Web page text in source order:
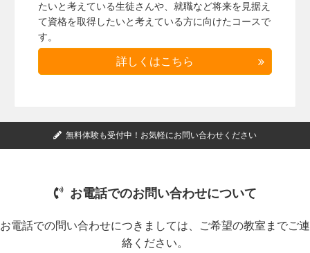
たいと考えている生徒さんや、就職など将来を見据え
て資格を取得したいと考えている方に向けたコースで
す。
詳しくはこちら
無料体験も受付中！お気軽にお問い合わせください
お電話でのお問い合わせについて
お電話での問い合わせにつきましては、ご希望の教室までご連
絡ください。